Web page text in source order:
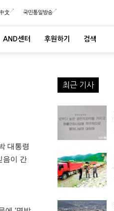
文 국민통일방송
AND센터 후원하기 검색
대통령
음이 간
최근 기사